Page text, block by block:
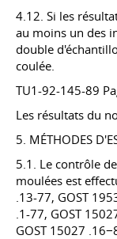
4.12. Si les
au moins un des
double
coulée.
TU1-92-145-89
Les résultats du
5. MÉTHODES
5.1. Le contrôle
moulées est
.13-77, GOST
.1-77, GOST
GOST 15027